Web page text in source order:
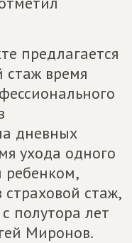
предлагается
стаж время
дневных
ухода одного
ребенком,
страховой стаж,
полутора лет
Миронов.